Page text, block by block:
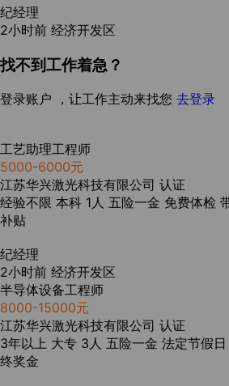
纪经理
2小时前 经济开发区
找不到工作着急？
登录账户 ，让工作主动来找您 去登录
工艺助理工程师
5000-6000元
江苏华兴激光科技有限公司 认证
经验不限 本科 1人 五险一金 免费体检
补贴
纪经理
2小时前 经济开发区
半导体设备工程师
8000-15000元
江苏华兴激光科技有限公司 认证
3年以上 大专 3人 五险一金 法定节假日
终奖金